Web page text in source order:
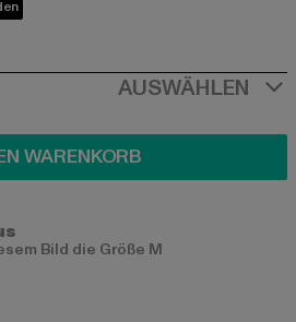
AUSWÄHLEN
WARENKORB
Bild die Größe M